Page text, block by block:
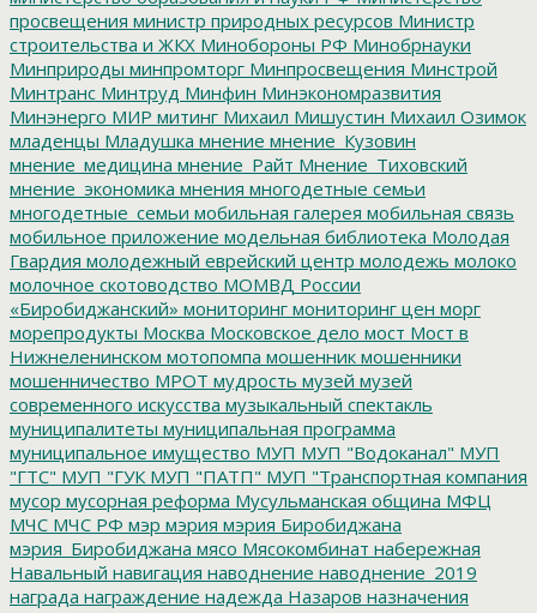
просвещения министр природных ресурсов Министр
строительства и ЖКХ Минобороны РФ Минобрнауки
Минприроды минпромторг Минпросвещения Минстрой
Минтранс Минтруд Минфин Минэкономразвития
Минэнерго МИР митинг Михаил Мишустин Михаил Озимок
младенцы Младушка мнение мнение_Кузовин
мнение_медицина мнение_Райт Мнение_Тиховский
мнение_экономика мнения многодетные семьи
многодетные_семьи мобильная галерея мобильная связь
мобильное приложение модельная библиотека Молодая
Гвардия молодежный еврейский центр молодежь молоко
молочное скотоводство МОМВД России
«Биробиджанский» мониторинг мониторинг цен морг
морепродукты Москва Московское дело мост Мост в
Нижнеленинском мотопомпа мошенник мошенники
мошенничество МРОТ мудрость музей музей
современного искусства музыкальный спектакль
муниципалитеты муниципальная программа
муниципальное имущество МУП МУП "Водоканал" МУП
"ГТС" МУП "ГУК МУП "ПАТП" МУП "Транспортная компания
мусор мусорная реформа Мусульманская община МФЦ
МЧС МЧС РФ мэр мэрия мэрия Биробиджана
мэрия_Биробиджана мясо Мясокомбинат набережная
Навальный навигация наводнение наводнение_2019
награда награждение надежда Назаров назначения